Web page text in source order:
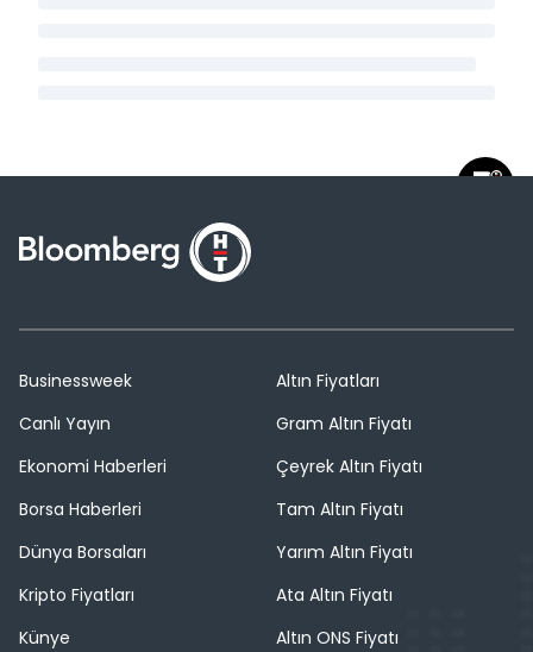
Businessweek
Canlı Yayın
Ekonomi Haberleri
Borsa Haberleri
Dünya Borsaları
Kripto Fiyatları
Künye
Altın Fiyatları
Gram Altın Fiyatı
Çeyrek Altın Fiyatı
Tam Altın Fiyatı
Yarım Altın Fiyatı
Ata Altın Fiyatı
Altın ONS Fiyatı